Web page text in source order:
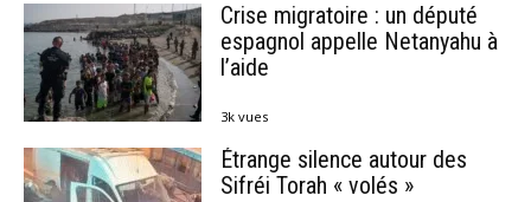
Crise migratoire : un député
espagnol appelle Netanyahu à
l’aide
3k vues
Étrange silence autour des
Sifréi Torah « volés »